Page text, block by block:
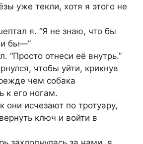
уже текли, хотя я этого не
я. “Я не знаю, что бы
бы—”
“Просто отнеси её внутрь.”
чтобы уйти, крикнув
чем собака
к его ногам.
они исчезают по тротуару,
ключ и войти в